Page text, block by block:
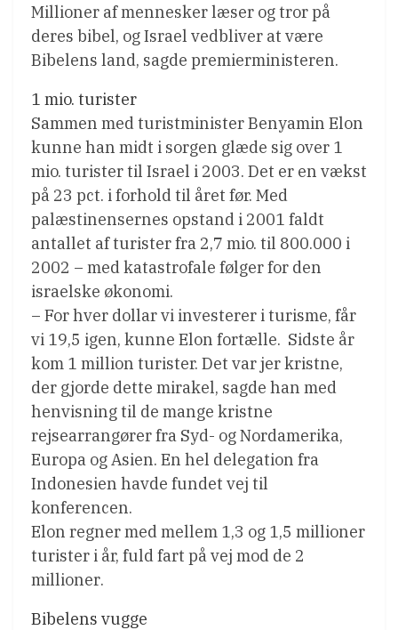
Millioner af mennesker læser og tror på
deres bibel, og Israel vedbliver at være
Bibelens land, sagde premierministeren.
1 mio. turister
Sammen med turistminister Benyamin Elon
kunne han midt i sorgen glæde sig over 1
mio. turister til Israel i 2003. Det er en vækst
på 23 pct. i forhold til året før. Med
palæstinensernes opstand i 2001 faldt
antallet af turister fra 2,7 mio. til 800.000 i
2002 – med katastrofale følger for den
israelske økonomi.
– For hver dollar vi investerer i turisme, får
vi 19,5 igen, kunne Elon fortælle.  Sidste år
kom 1 million turister. Det var jer kristne,
der gjorde dette mirakel, sagde han med
henvisning til de mange kristne
rejsearrangører fra Syd- og Nordamerika,
Europa og Asien. En hel delegation fra
Indonesien havde fundet vej til
konferencen.
Elon regner med mellem 1,3 og 1,5 millioner
turister i år, fuld fart på vej mod de 2
millioner.
Bibelens vugge